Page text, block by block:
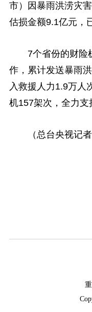
市）因暴雨洪涝灾
估损金额9.1亿元，
7个省份的财险机
作，累计发送暴雨
入救援人力1.9万人
机157架次，全力支
（总台央视记者